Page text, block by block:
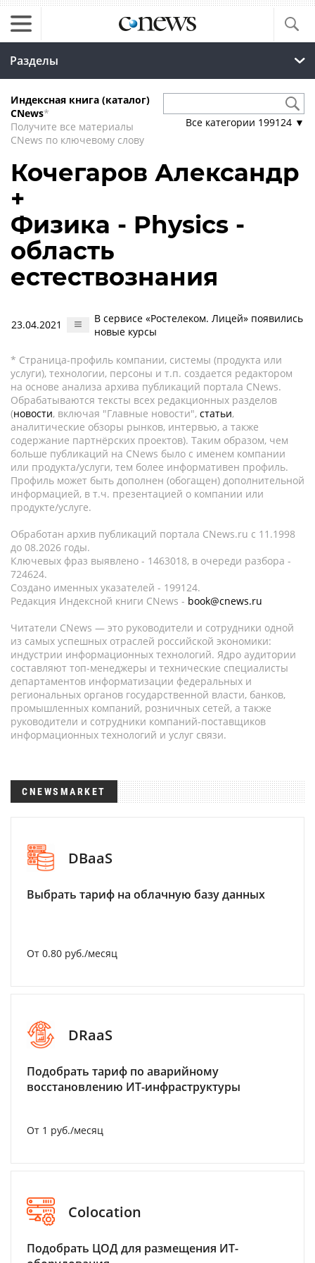
Разделы
Индексная книга (каталог)
CNews*
Получите все материалы
CNews по ключевому слову
Все категории 199124 ▼
Кочегаров Александр
+
Физика - Physics -
область
естествознания
23.04.2021
В сервисе «Ростелеком. Лицей» появились
новые курсы
* Страница-профиль компании, системы (продукта или
услуги), технологии, персоны и т.п. создается редактором
на основе анализа архива публикаций портала CNews.
Обрабатываются тексты всех редакционных разделов
(новости, включая "Главные новости", статьи,
аналитические обзоры рынков, интервью, а также
содержание партнёрских проектов). Таким образом, чем
больше публикаций на CNews было с именем компании
или продукта/услуги, тем более информативен профиль.
Профиль может быть дополнен (обогащен) дополнительной
информацией, в т.ч. презентацией о компании или
продукте/услуге.
Обработан архив публикаций портала CNews.ru c 11.1998
до 08.2026 годы.
Ключевых фраз выявлено - 1463018, в очереди разбора -
724624.
Создано именных указателей - 199124.
Редакция Индексной книги CNews - book@cnews.ru
Читатели CNews — это руководители и сотрудники одной
из самых успешных отраслей российской экономики:
индустрии информационных технологий. Ядро аудитории
составляют топ-менеджеры и технические специалисты
департаментов информатизации федеральных и
региональных органов государственной власти, банков,
промышленных компаний, розничных сетей, а также
руководители и сотрудники компаний-поставщиков
информационных технологий и услуг связи.
CNEWSMARKET
DBaaS
Выбрать тариф на облачную базу данных
От 0.80 руб./месяц
DRaaS
Подобрать тариф по аварийному
восстановлению ИТ-инфраструктуры
От 1 руб./месяц
Colocation
Подобрать ЦОД для размещения ИТ-